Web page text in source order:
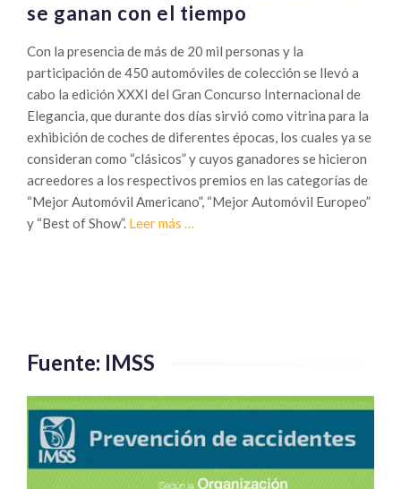
se ganan con el tiempo
Con la presencia de más de 20 mil personas y la
participación de 450 automóviles de colección se llevó a
cabo la edición XXXI del Gran Concurso Internacional de
Elegancia, que durante dos días sirvió como vitrina para la
exhibición de coches de diferentes épocas, los cuales ya se
consideran como “clásicos” y cuyos ganadores se hicieron
acreedores a los respectivos premios en las categorías de
“Mejor Automóvil Americano”, “Mejor Automóvil Europeo”
y “Best of Show”. Leer más
con
el
tiempo
…
Fuente: IMSS